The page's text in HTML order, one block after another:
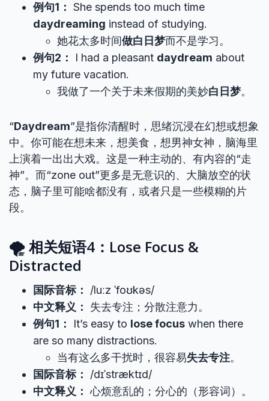
例句1： She spends too much time
daydreaming instead of studying.
她花太多时间做白日梦而不是学习。
例句2：
I had a pleasant daydream about
my future vacation.
我做了一个关于未来假期的美妙白日梦。
“Daydream”是指你清醒时，思绪沉浸在幻想或想象
中。你可能在想未来，想美食，想男神女神，脑海里
上演着一出出大戏。这是一种主动的、有内容的“走
神”。而“zone out”更多是无意识的、大脑放空的状
态，脑子里可能啥都没有，或者只是一些模糊的片
段。
🌪️ 相关短语4：Lose Focus &
Distracted
国际音标：
/luːz ˈfoʊkəs/
中文释义：
失去专注；分散注意力。
例句1：
It’s easy to lose focus when there
are so many distractions.
当有这么多干扰时，很容易失去专注。
国际音标：
/dɪˈstræktɪd/
中文释义： 心烦意乱的；分心的（形容词）。